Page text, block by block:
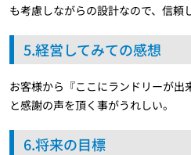
も考慮しながらの設計なので、信頼
5.経営してみての感想
お客様から『ここにランドリーが出
と感謝の声を頂く事がうれしい。
6.将来の目標